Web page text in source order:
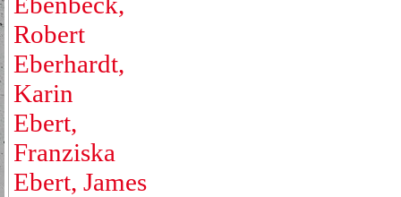
Robert
Eberhardt,
Karin
Ebert,
Franziska
Ebert, James